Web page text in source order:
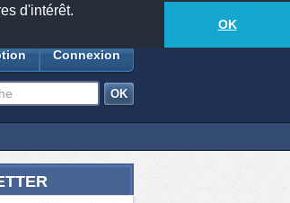
d'intérêt.
OK
336lecteurs connectés
Connexion